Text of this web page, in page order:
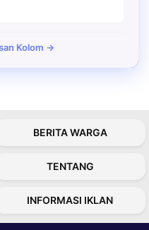
Kolom →
BERITA WARGA
TENTANG
INFORMASI IKLAN